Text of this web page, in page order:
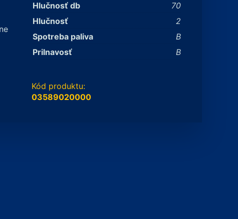
Hlučnosť db
70
Hlučnosť
2
Spotreba paliva
B
Prilnavosť
B
Kód produktu:
03589020000